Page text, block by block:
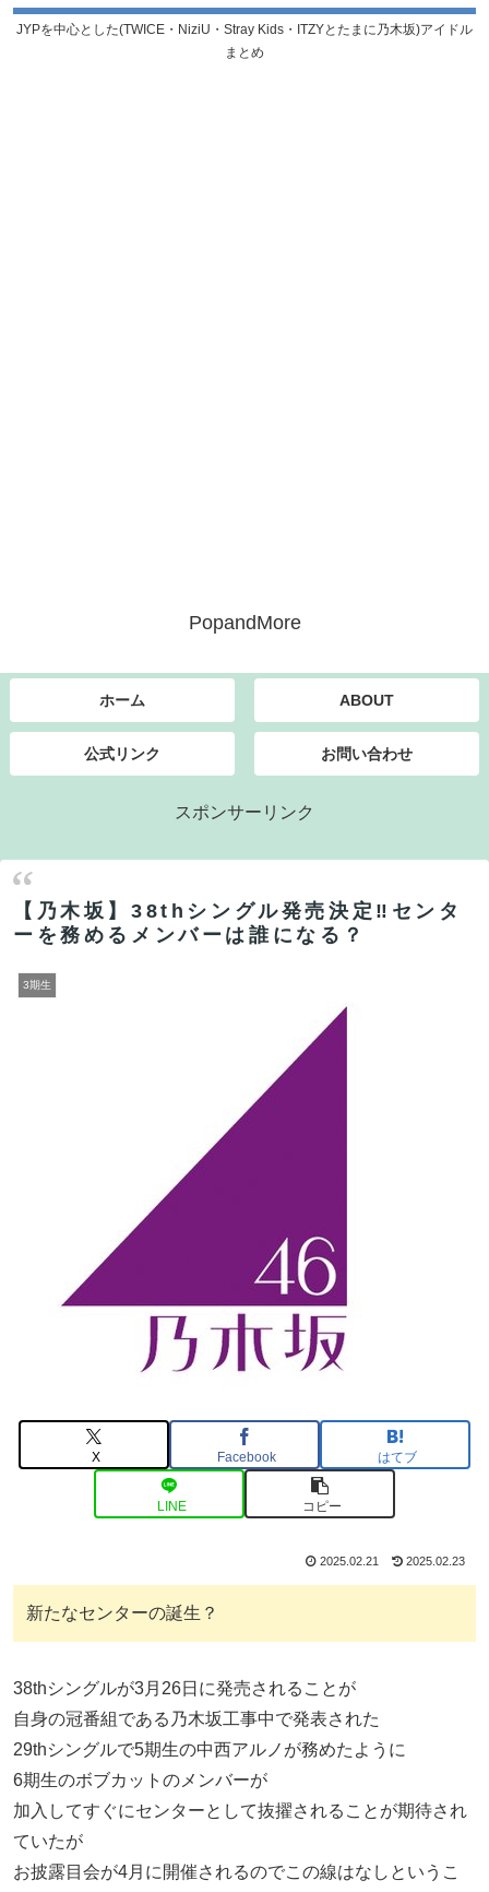
JYPを中心とした(TWICE・NiziU・Stray Kids・ITZYとたまに乃木坂)アイドル
まとめ
PopandMore
ホーム ABOUT
公式リンク お問い合わせ
スポンサーリンク
【乃木坂】38thシングル発売決定‼センタ
ーを務めるメンバーは誰になる？
3期生
X Facebook はてブ
LINE コピー
2025.02.21 2025.02.23
新たなセンターの誕生？
38thシングルが3月26日に発売されることが
自身の冠番組である乃木坂工事中で発表された
29thシングルで5期生の中西アルノが務めたように
6期生のボブカットのメンバーが
加入してすぐにセンターとして抜擢されることが期待され
ていたが
お披露目会が4月に開催されるのでこの線はなしというこ